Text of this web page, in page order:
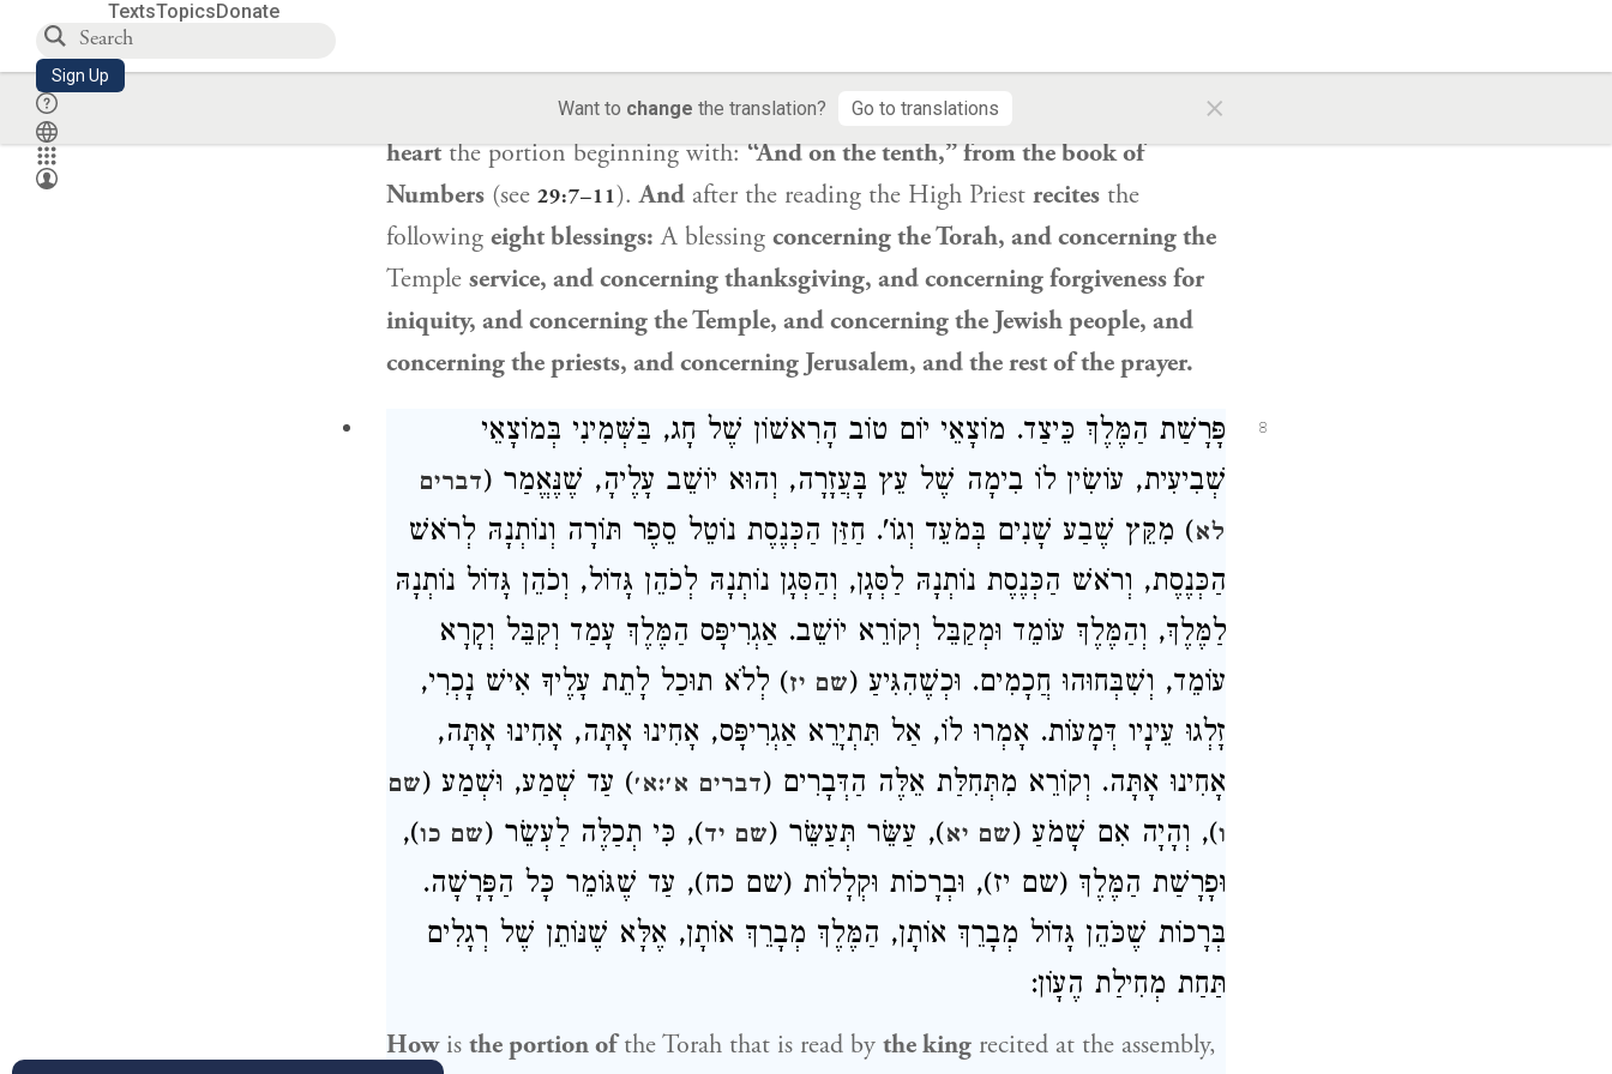
TextsTopicsDonate
Sign Up
Want to change the translation? Go to translations ×
(Leviticus 23:26–32);and furls the Torahscroll;and places it on his bosom; and
says: More than what I have read before you is written here. He
heartthe portion beginning with:“And on the tenth,” from the book of
Numbers (see 29:7–11).And after the reading the High Priest recites the
following eight blessings: A blessing concerning the Torah, and concerning the
Temple service, and concerning thanksgiving, and concerning forgiveness for
iniquity, and concerning the Temple, and concerning the Jewish people, and
concerning the priests, and concerning Jerusalem, and the rest of the prayer.
8
פָּרָשַׁת הַמֶּלֶךְ כֵּיצַד. מוֹצָאֵי יוֹם טוֹב הָרִאשׁוֹן שֶׁל חָג, בַּשְּׁמִינִי בְּמוֹצָאֵי
שְׁבִיעִית, עוֹשִׂין לוֹ בִימָה שֶׁל עֵץ בָּעֲזָרָה, וְהוּא יוֹשֵׁב עָלֶיהָ, שֶׁנֶּאֱמַר (דברים
לא) מִקֵּץ שֶׁבַע שָׁנִים בְּמֹעֵד וְגוֹ'. חַזַּן הַכְּנֶסֶת נוֹטֵל סֵפֶר תּוֹרָה וְנוֹתְנָהּ לְרֹאשׁ
הַכְּנֶסֶת, וְרֹאשׁ הַכְּנֶסֶת נוֹתְנָהּ לַסְּגָן, וְהַסְּגָן נוֹתְנָהּ לְכֹהֵן גָּדוֹל, וְכֹהֵן גָּדוֹל נוֹתְנָהּ
לַמֶּלֶךְ, וְהַמֶּלֶךְ עוֹמֵד וּמְקַבֵּל וְקוֹרֵא יוֹשֵׁב. אַגְרִיפָּס הַמֶּלֶךְ עָמַד וְקִבֵּל וְקָרָא
עוֹמֵד, וְשִׁבְּחוּהוּ חֲכָמִים. וּכְשֶׁהִגִּיעַ (שם יז) לְלֹא תוּכַל לָתֵת עָלֶיךָ אִישׁ נָכְרִי,
זָלְגוּ עֵינָיו דְּמָעוֹת. אָמְרוּ לוֹ, אַל תִּתְיָרֵא אַגְרִיפָּס, אָחִינוּ אָתָּה, אָחִינוּ אָתָּה,
אָחִינוּ אָתָּה. וְקוֹרֵא מִתְּחִלַּת אֵלֶּה הַדְּבָרִים (דברים א׳:א׳) עַד שְׁמַע, וּשְׁמַע (שם
ו), וְהָיָה אִם שָׁמֹעַ (שם יא), עַשֵּׂר תְּעַשֵּׂר (שם יד), כִּי תְכַלֶּה לַעְשֵׂר (שם כו),
וּפָרָשַׁת הַמֶּלֶךְ (שם יז), וּבְרָכוֹת וּקְלָלוֹת (שם כח), עַד שֶׁגּוֹמֵר כָּל הַפָּרָשָׁה.
בְּרָכוֹת שֶׁכֹּהֵן גָּדוֹל מְבָרֵךְ אוֹתָן, הַמֶּלֶךְ מְבָרֵךְ אוֹתָן, אֶלָּא שֶׁנּוֹתֵן שֶׁל רְגָלִים
תַּחַת מְחִילַת הֶעָוֹן:
Howis the portion ofthe Torah that is read by the king recited at the assembly,